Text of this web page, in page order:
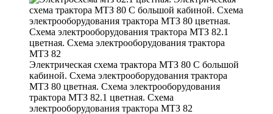
Электрическая схема трактора МТЗ 80 С большой
кабиной. Схема электрооборудования трактора
МТЗ 80 цветная. Схема электрооборудования
трактора МТЗ 82.1 цветная. Схема
электрооборудования трактора МТЗ 82